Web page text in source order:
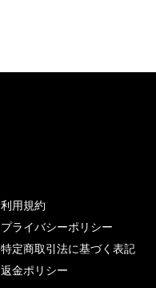
利用規約
プライバシーポリシー
特定商取引法に基づく表記
返金ポリシー